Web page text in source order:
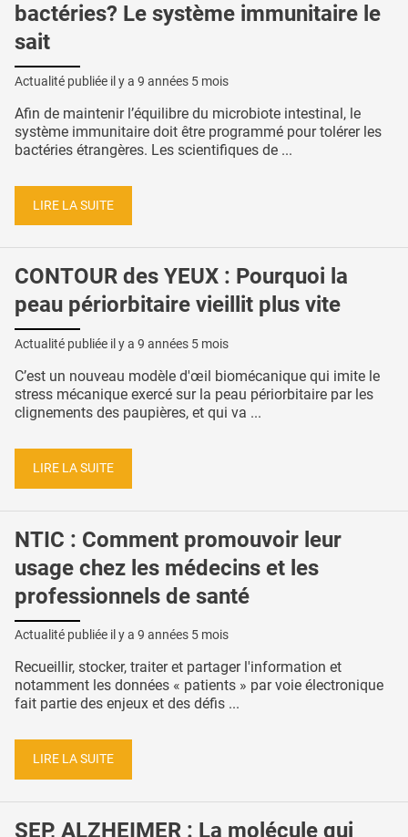
bactéries? Le système immunitaire le
sait
Actualité publiée il y a 9 années 5 mois
Afin de maintenir l’équilibre du microbiote intestinal, le
système immunitaire doit être programmé pour tolérer les
bactéries étrangères. Les scientifiques de ...
LIRE LA SUITE
CONTOUR des YEUX : Pourquoi la
peau périorbitaire vieillit plus vite
Actualité publiée il y a 9 années 5 mois
C’est un nouveau modèle d'œil biomécanique qui imite le
stress mécanique exercé sur la peau périorbitaire par les
clignements des paupières, et qui va ...
LIRE LA SUITE
NTIC : Comment promouvoir leur
usage chez les médecins et les
professionnels de santé
Actualité publiée il y a 9 années 5 mois
Recueillir, stocker, traiter et partager l'information et
notamment les données « patients » par voie électronique
fait partie des enjeux et des défis ...
LIRE LA SUITE
SEP, ALZHEIMER : La molécule qui